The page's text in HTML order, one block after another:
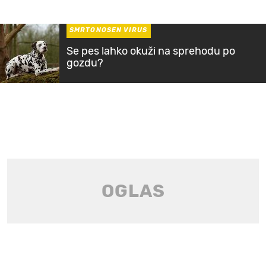
SMRTONOSEN VIRUS
Se pes lahko okuži na sprehodu po
gozdu?